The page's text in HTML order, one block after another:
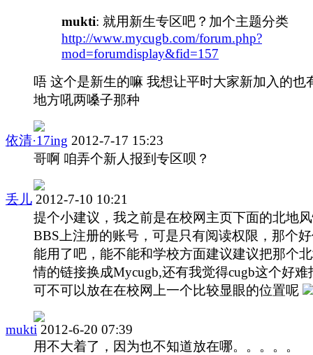
mukti: 就用新生专区吧？加个主题分类
http://www.mycugb.com/forum.php?
mod=forumdisplay&fid=157
唔 这个是新生的嘛 我想让平时大家新加入的也
地方吼两嗓子那种
依清·17ing 2012-7-17 15:23
哥啊 咱弄个新人报到专区呗？
丢儿 2012-7-10 10:21
提个小建议，我之前是在校网主页下面的北地
BBS上注册的账号，可是只有阅读权限，那个
能用了吧，能不能和学校方面建议建议把那个
情的链接换成Mycugb,还有我觉得cugb这个好难
可不可以放在在校网上一个比较显眼的位置呢
mukti 2012-6-20 07:39
用不大着了，因为也不知道放在哪。。。。。